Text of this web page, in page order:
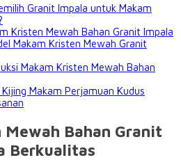
Granit Impala untuk Makam
Kristen Mewah Bahan Granit Impala
Makam Kristen Mewah Granit
Makam Kristen Mewah Bahan
Makam Perjamuan Kudus
Bahan Granit
Berkualitas